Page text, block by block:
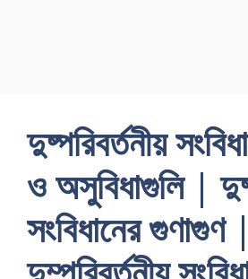
দুষ্পরিবর্তনীয়
ও অসুবিধাগুলি |
সংবিধানের গুণাগুণ |